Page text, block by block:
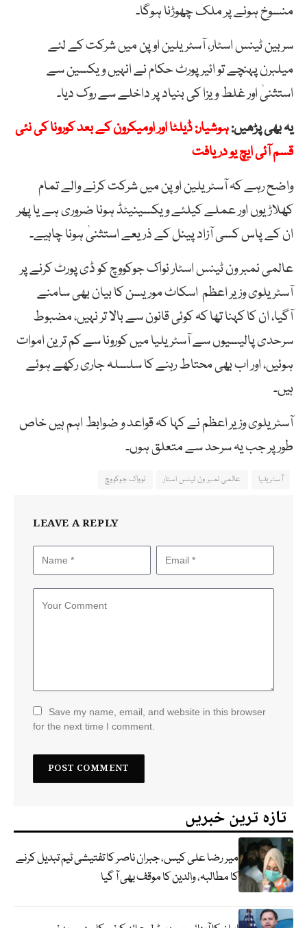
منسوخ ہونے پر ملک چھوڑنا ہوگا۔
سربین ٹینس اسٹار، آسٹریلین اوپن میں شرکت کے لئے
میلبرن پہنچے تو ائیر پورٹ حکام نے انہیں ویکسین سے
استثنیٰ اور غلط ویزا کی بنیاد پر داخلے سے روک دیا۔
یہ بھی پڑھیں:ہوشیار: ڈیلٹا اور اومیکرون کے بعد کورونا کی نئی
قسم آئی ایچ یو دریافت
واضح رہے کہ آسٹریلین اوپن میں شرکت کرنے والے تمام
کھلاڑیوں اور عملے کیلئے ویکسینیٹڈ ہونا ضروری ہے یا پھر
ان کے پاس کسی آزاد پینل کے ذریعے استثنیٰ ہونا چاہیے۔
عالمی نمبر ون ٹینس اسٹار نواک جوکووچ کو ڈی پورٹ کرنے پر
آسٹریلوی وزیر اعظم اسکاٹ موریسن کا بیان بھی سامنے
آگیا، ان کا کہنا تھا کہ کوئی قانون سے بالا تر نہیں، مضبوط
سرحدی پالیسیوں سے آسٹریلیا میں کورونا سے کم ترین اموات
ہوئیں، اور اب بھی محتاط رہنے کا سلسلہ جاری رکھے ہوئے
ہیں۔
آسٹریلوی وزیر اعظم نے کہا کہ قواعد و ضوابط اہم ہیں خاص
طور پر جب یہ سرحد سے متعلق ہوں۔
آسٹریلیا عالمی نمبر ون ٹینس اسٹار نوواک جوکووچ
LEAVE A REPLY
Save my name, email, and website in this browser
for the next time I comment.
تازہ ترین خبریں
میر رضا علی کیس، جبران ناصر کا تفتیشی ٹیم تبدیل کرنے
کا مطالبہ، والدین کا موقف بھی آ گیا